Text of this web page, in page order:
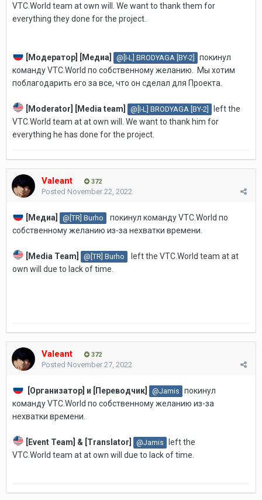
VTC.World team at own will.
We want to thank them for
everything they done for the project.
[Модератор] [Медиа] @[I-L] BRODYAGA [BY-2]
покинул
команду VTC.World по собственному желанию.
Мы хотим
поблагодарить его за все, что он сделал для Проекта.
[Moderator ] [Media team] @[I-L] BRODYAGA [BY-2]
left the
VTC.World team at at own will. We want to thank him for
everything he has done for the project.
Valeant 372
Posted November 22, 2022
[Медиа] @[TR] Burho
покинул команду VTC.World по
собственному желанию из-за нехватки времени.
Media Team @[TR] Burho
left the VTC.World team at at
own will due to lack of time.
Valeant 372
Posted November 27, 2022
[Организатор] и [Переводчик] @Jamis покинул
команду VTC.World по собственному желанию из-за
нехватки времени.
[Event Team] & [Translator] @Jamis
left the
VTC.World team at at own will due to lack of time.